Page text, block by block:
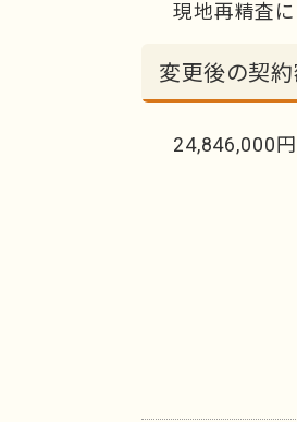
現地再精査に
変更後の契
24,846,000円